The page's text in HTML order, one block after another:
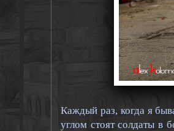
Каждый раз, когда я
углом стоят солдаты в